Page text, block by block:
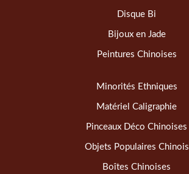
Disque Bi
Bijoux en Jade
Peintures Chinoises
Minorités Ethniques
Matériel Caligraphie
Pinceaux Déco Chinoises
Objets Populaires Chinois
Boîtes Chinoises